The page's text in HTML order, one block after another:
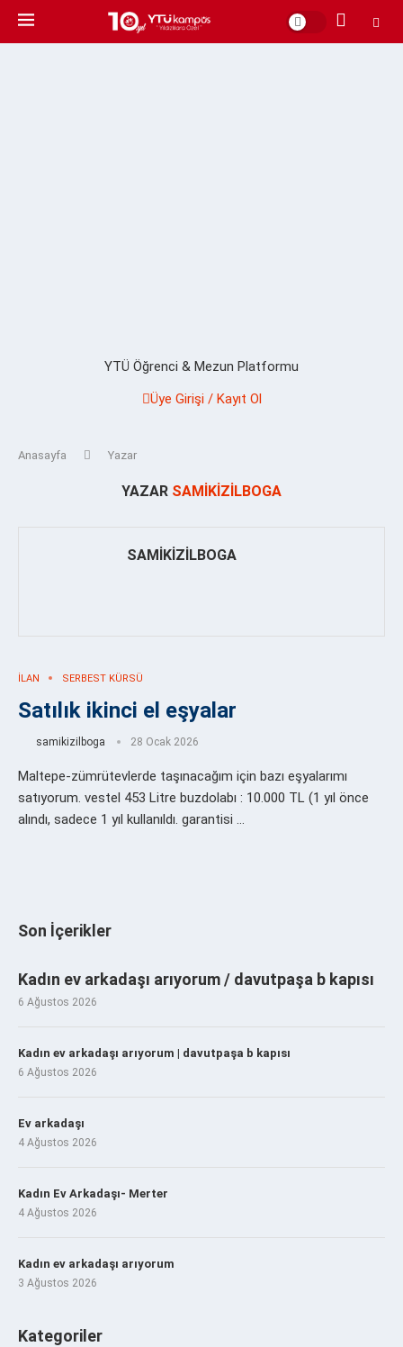
YTÜ Öğrenci & Mezun Platformu
Üye Girişi / Kayıt Ol
Anasayfa Yazar
YAZAR SAMIKIZILBOGA
SAMIKIZILBOGA
İLAN SERBEST KÜRSÜ
Satılık ikinci el eşyalar
samikizilboga 28 Ocak 2026
Maltepe-zümrütevlerde taşınacağım için bazı eşyalarımı
satıyorum. vestel 453 Litre buzdolabı : 10.000 TL (1 yıl önce
alındı, sadece 1 yıl kullanıldı. garantisi …
Son İçerikler
Kadın ev arkadaşı arıyorum / davutpaşa b kapısı
6 Ağustos 2026
Kadın ev arkadaşı arıyorum | davutpaşa b kapısı
6 Ağustos 2026
Ev arkadaşı
4 Ağustos 2026
Kadın Ev Arkadaşı- Merter
4 Ağustos 2026
Kadın ev arkadaşı arıyorum
3 Ağustos 2026
Kategoriler